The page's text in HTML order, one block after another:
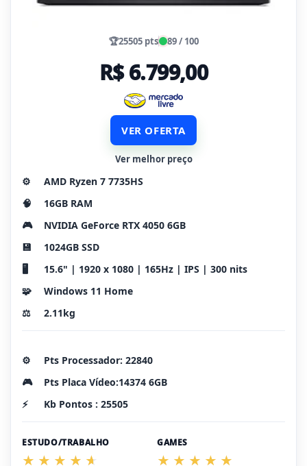
🏆25505 pts 89 / 100
R$ 6.799,00
VER OFERTA
Ver melhor preço
⚙️
AMD Ryzen 7 7735HS
🧠
16GB RAM
🎮
NVIDIA GeForce RTX 4050 6GB
💾
1024GB SSD
🖥️
15.6" | 1920 x 1080 | 165Hz | IPS | 300 nits
🧩
Windows 11 Home
⚖️
2.11kg
⚙️
Pts Processador: 22840
🎮
Pts Placa Vídeo:14374 6GB
⚡
Kb Pontos : 25505
ESTUDO/TRABALHO GAMES